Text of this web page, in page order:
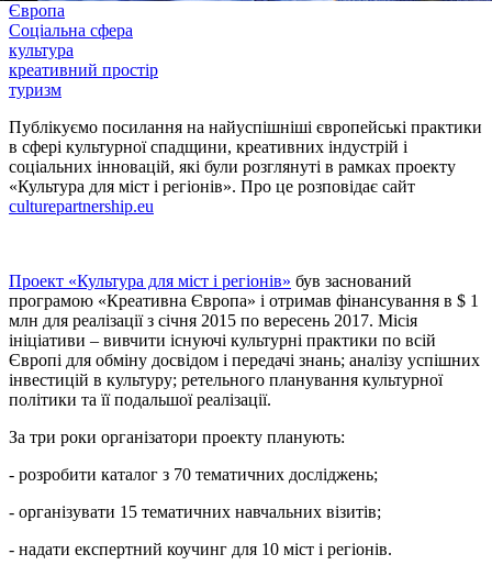
Європа
Соціальна сфера
культура
креативний простір
туризм
Публікуємо посилання на найуспішніші європейські практики
в сфері культурної спадщини, креативних індустрій і
соціальних інновацій, які були розглянуті в рамках проекту
«Культура для міст і регіонів». Про це розповідає сайт
culturepartnership.eu
Проект «Культура для міст і регіонів» був заснований
програмою «Креативна Європа» і отримав фінансування в $ 1
млн для реалізації з січня 2015 по вересень 2017. Місія
ініціативи – вивчити існуючі культурні практики по всій
Європі для обміну досвідом і передачі знань; аналізу успішних
інвестицій в культуру; ретельного планування культурної
політики та її подальшої реалізації.
За три роки організатори проекту планують:
- розробити каталог з 70 тематичних досліджень;
- організувати 15 тематичних навчальних візитів;
- надати експертний коучинг для 10 міст і регіонів.